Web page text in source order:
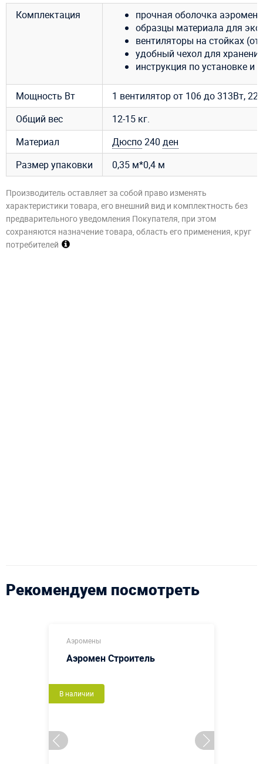
Комплектация
прочная оболочка
образцы материала для
вентиляторы на стойках
удобный чехол для
инструкция по установке и
Мощность Вт
1 вентилятор от 106 до 313Вт,
Общий вес
12-15 кг.
Материал
Дюспо240 ден
Размер упаковки
0,35 м*0,4 м
Производитель оставляет за собой право изменять
характеристики товара, его внешний вид и комплектность без
предварительного уведомления Покупателя, при этом
сохраняются назначение товара, область его применения, круг
потребителей
Рекомендуем посмотреть
Аэромены
Аэромен Строитель
В наличии